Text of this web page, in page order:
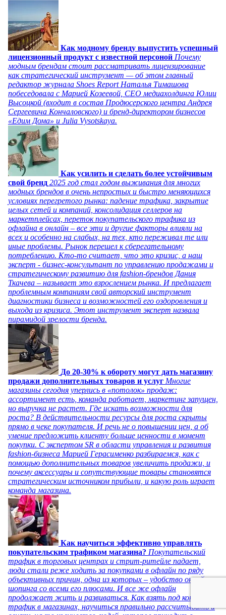
Как модному бренду выпустить успешный
лицензионный продукт с известной персоной Почему
модным брендам стоит рассматривать лицензирование
как стратегический инструмент — об этом главный
редактор журнала Shoes Report Наталья Тимашова
побеседовала с Марией Козеевой, СЕО медиахолдинга Юлии
Высоцкой (входит в состав Продюсерского центра Андрея
Сергеевича Кончаловского) и бренд-директором бизнесов
«Едим Дома» и Julia Vysotskaya.
Как усилить и сделать более устойчивым
свой бренд 2025 год стал годом выживания для многих
модных брендов в очень непростых и быстро меняющихся
условиях перегретого рынка: падение трафика, закрытие
целых сетей и компаний, консолидация селлеров на
маркетплейсах, переток покупательского трафика из
офлайна в онлайн – все эти и другие факторы влияли на
всех и особенно на слабых, на тех, кто переживал те или
иные проблемы. Рынок перешел к сберегательному
потреблению. Кто-то считает, что это кризис, а наш
эксперт - бизнес-консультант по управлению продажами и
стратегическому развитию для fashion-брендов Дания
Ткачева – называет это взрослением рынка. И предлагает
проблемным компаниям свой авторский инструмент
диагностики бизнеса и возможностей его оздоровления и
выхода из кризиса. Этот инструмент эксперт назвала
пирамидой зрелости бренда.
До 20-30% к обороту могут дать магазину
продажи дополнительных товаров и услуг Многие
магазины сегодня уперлись в «потолок» продаж:
ассортимент есть, команда работает, маркетинг запущен,
но выручка не растет. Где искать возможности для
роста? В действительности ресурсы для роста скрыты
прямо в чеке покупателя. И речь не о повышении цен, а об
умение предложить клиенту больше ценности в момент
покупки. С экспертом SR в области управления и развития
fashion-бизнеса Марией Герасименко разбираемся, как с
помощью дополнительных товаров увеличить продажи, и
почему аксессуары и сопутствующие товары становятся
стратегическим источником прибыли, и какую роль играет
команда магазина.
Как научиться эффективно управлять
покупательским трафиком магазина? Покупательский
трафик в торговых центрах и стрит-ритейле падает,
люди стали реже ходить за покупками в офлайн по ряду
объективных причин, одна из которых – удобство онлайн-
шопинга со всеми его плюсами. И все же офлайн
продолжает жить и развиваться. Как взять под контроль
трафик в магазинах, научиться правильно рассчитывать и